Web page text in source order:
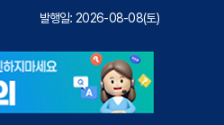
발행일: 2026-08-08(토)